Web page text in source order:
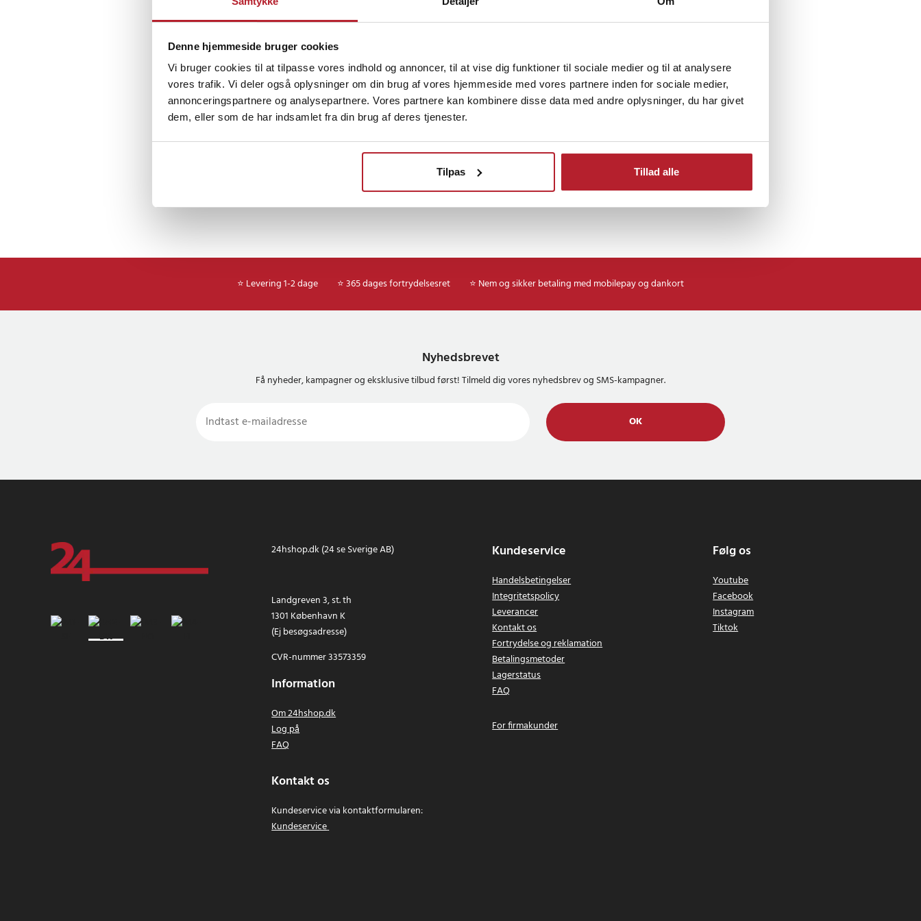
Denne hjemmeside bruger cookies
Vi bruger cookies til at tilpasse vores indhold og annoncer, til at vise dig funktioner til sociale medier og til at analysere
vores trafik. Vi deler også oplysninger om din brug af vores hjemmeside med vores partnere inden for sociale medier,
annonceringspartnere og analysepartnere. Vores partnere kan kombinere disse data med andre oplysninger, du har givet
dem, eller som de har indsamlet fra din brug af deres tjenester.
Tilpas Tillad alle
og flydende skrivning, mens den store pegeplade gør
det nemt at arbejde uden en ekstern mus. Velegnet til
dem, der bruger Surface Go til arbejde, studier eller
mobil brug og ønsker en mere komplet inputmetode.
Specifikationer
- Dimensioner: 276,1 x 200,0 x 13,0 mm
- Nettovægt: 360 g
Computertilbehør Mus og tastatur Hjemmeelektronik
⭐ Levering 1-2 dage ⭐ 365 dages fortrydelsesret ⭐ Nem og sikker betaling med mobilepay og dankort
Nyhedsbrevet
Få nyheder, kampagner og eksklusive tilbud først! Tilmeld dig vores nyhedsbrev og SMS-kampagner.
OK
24hshop.dk (24 se Sverige AB)
Landgreven 3, st. th
1301 København K
(Ej besøgsadresse)
CVR-nummer 33573359
Information
Om 24hshop.dk
Log på
FAQ
Kontakt os
Kundeservice via kontaktformularen:
Kundeservice
Kundeservice
Handelsbetingelser
Integritetspolicy
Leverancer
Kontakt os
Fortrydelse og reklamation
Betalingsmetoder
Lagerstatus
FAQ
For firmakunder
Følg os
Youtube
Facebook
Instagram
Tiktok